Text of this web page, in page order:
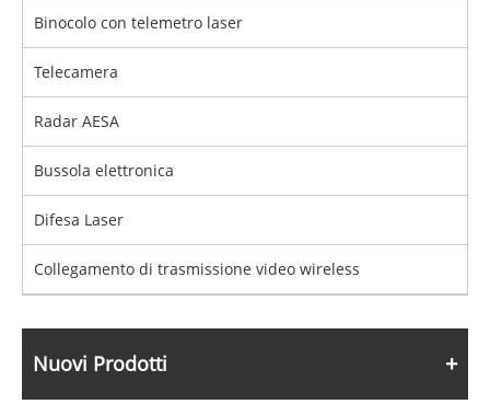
Binocolo con telemetro laser
Telecamera
Radar AESA
Bussola elettronica
Difesa Laser
Collegamento di trasmissione video wireless
Nuovi Prodotti